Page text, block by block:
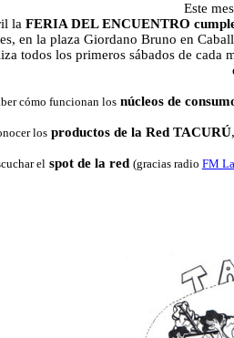
Este
laFERIA DEL ENCUENTRO
en la plaza Giordano Bruno en
todos los primeros sábados de cada
cómo funcionan los núcleos de
los productos de la Red TACURÚ
el spot de la red (gracias radio FM